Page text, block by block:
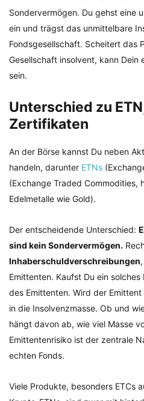
Sondervermögen. Du gehst eine
ein und trägst das unmittelbare
Fondsgesellschaft. Scheitert das
Gesellschaft insolvent, kann Dein
sein.
Unterschied zu
Zertifikaten
An der Börse kannst Du neben
handeln, darunter ETNs
(Exchange Traded Commodities,
Edelmetalle wie Gold).
Der entscheidende Unterschied:
sind kein Sondervermögen.
Inhaberschuldverschreibungen
Emittenten. Kaufst Du ein
des Emittenten. Wird der
in die Insolvenzmasse. Ob und
hängt davon ab, wie viel Masse
Emittentenrisiko ist der zentrale
echten Fonds.
Viele Produkte, besonders ETCs